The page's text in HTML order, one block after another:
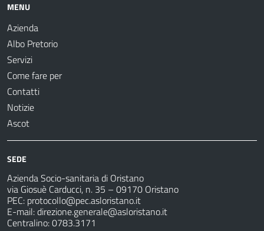
MENU
Azienda
Albo Pretorio
Servizi
Come fare per
Contatti
Notizie
Ascot
SEDE
Azienda Socio-sanitaria di Oristano
via Giosuè Carducci, n. 35 – 09170 Oristano
PEC: protocollo@pec.asloristano.it
E-mail:direzione.generale@asloristano.it
Centralino: 0783.3171